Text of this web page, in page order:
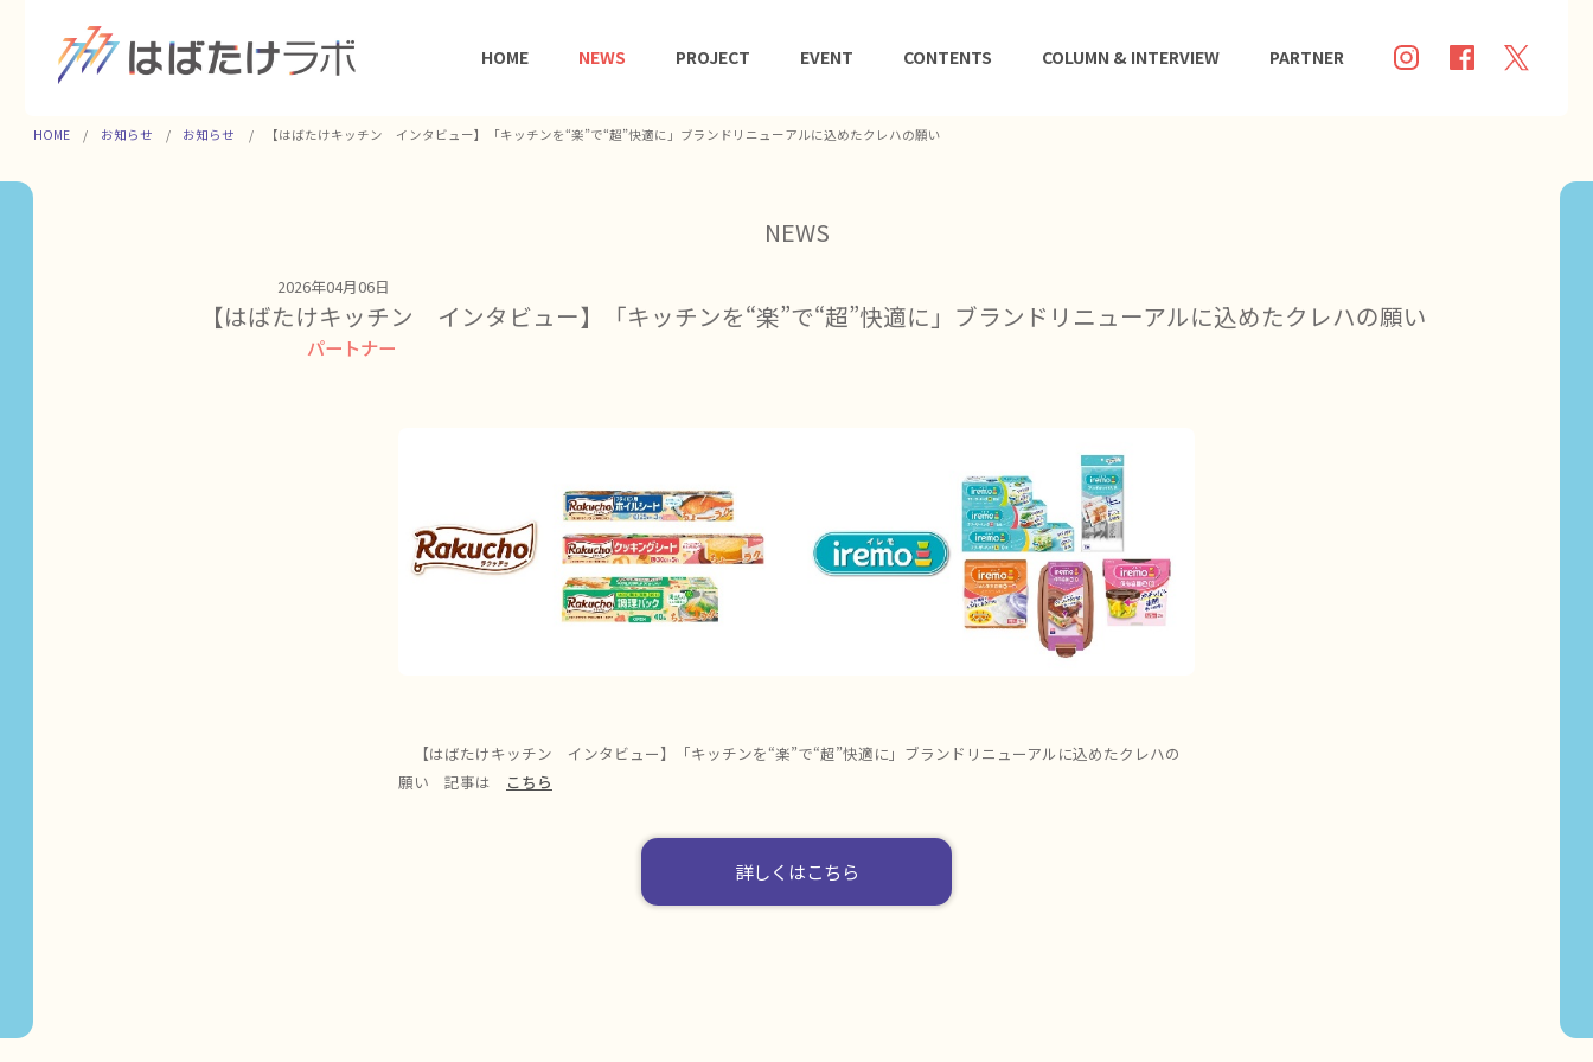
HOME NEWS PROJECT EVENT CONTENTS COLUMN & INTERVIEW PARTNER
HOME お知らせ お知らせ 【はばたけキッチン インタビュー】「キッチンを“楽”で“超”快適に」ブランドリニューアルに込めたクレハの願い
NEWS
2026年04月06日
【はばたけキッチン インタビュー】「キッチンを“楽”で“超”快適に」ブランドリニューアルに込めたクレハの願い
パートナー
【はばたけキッチン インタビュー】「キッチンを“楽”で“超”快適に」ブランドリニューアルに込めたクレハの
願い 記事は
こちら
詳しくはこちら